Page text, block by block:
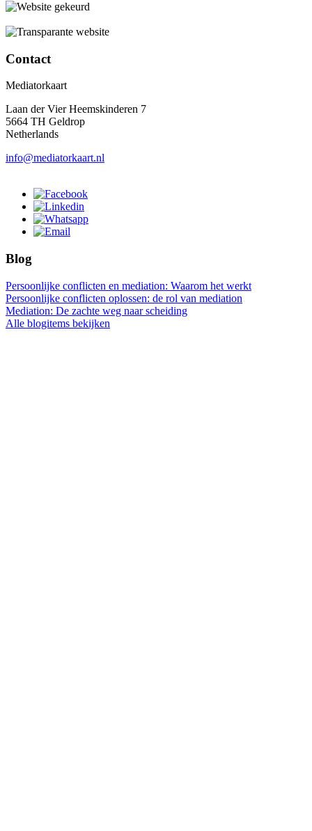
Contact
Mediatorkaart
Laan der Vier Heemskinderen 7
5664 TH Geldrop
Netherlands
info@mediatorkaart.nl
Blog
Persoonlijke conflicten en mediation: Waarom het werkt
Persoonlijke conflicten oplossen: de rol van mediation
Mediation: De zachte weg naar scheiding
Alle blogitems bekijken